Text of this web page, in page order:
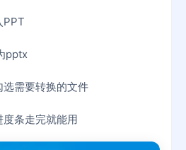
PPT
pptx
需要转换的文件
条走完就能用